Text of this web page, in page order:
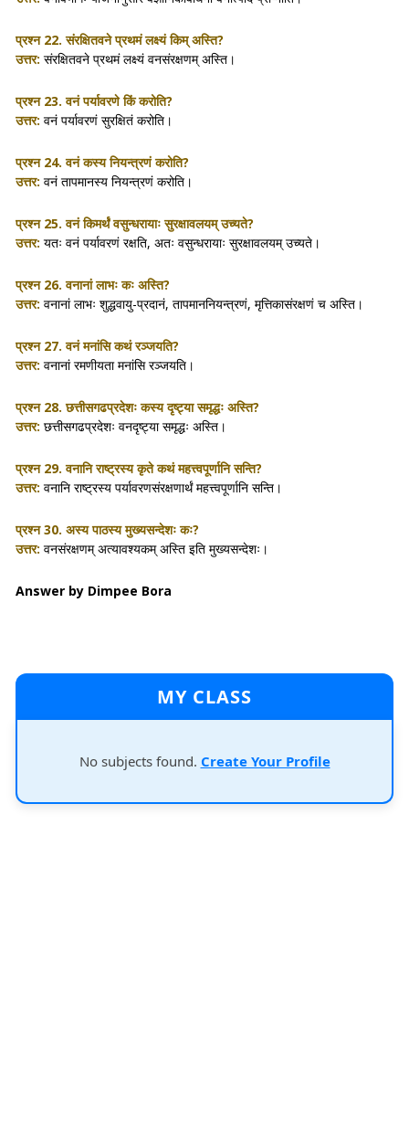
प्रश्न 22. संरक्षितवने प्रथमं लक्ष्यं किम् अस्ति?
उत्तर: संरक्षितवने प्रथमं लक्ष्यं वनसंरक्षणम् अस्ति।
प्रश्न 23. वनं पर्यावरणे किं करोति?
उत्तर: वनं पर्यावरणं सुरक्षितं करोति।
प्रश्न 24. वनं कस्य नियन्त्रणं करोति?
उत्तर: वनं तापमानस्य नियन्त्रणं करोति।
प्रश्न 25. वनं किमर्थं वसुन्धरायाः सुरक्षावलयम् उच्यते?
उत्तर: यतः वनं पर्यावरणं रक्षति, अतः वसुन्धरायाः सुरक्षावलयम् उच्यते।
प्रश्न 26. वनानां लाभः कः अस्ति?
उत्तर: वनानां लाभः शुद्धवायु-प्रदानं, तापमाननियन्त्रणं, मृत्तिकासंरक्षणं च अस्ति।
प्रश्न 27. वनं मनांसि कथं रञ्जयति?
उत्तर: वनानां रमणीयता मनांसि रञ्जयति।
प्रश्न 28. छत्तीसगढप्रदेशः कस्य दृष्ट्या समृद्धः अस्ति?
उत्तर: छत्तीसगढप्रदेशः वनदृष्ट्या समृद्धः अस्ति।
प्रश्न 29. वनानि राष्ट्रस्य कृते कथं महत्त्वपूर्णानि सन्ति?
उत्तर: वनानि राष्ट्रस्य पर्यावरणसंरक्षणार्थं महत्त्वपूर्णानि सन्ति।
प्रश्न 30. अस्य पाठस्य मुख्यसन्देशः कः?
उत्तर: वनसंरक्षणम् अत्यावश्यकम् अस्ति इति मुख्यसन्देशः।
Answer by Dimpee Bora
MY CLASS
No subjects found. Create Your Profile